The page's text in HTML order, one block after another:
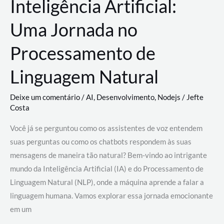
Inteligência Artificial:
Uma Jornada no
Processamento de
Linguagem Natural
Deixe um comentário/AI, Desenvolvimento, Nodejs / Jefte
Costa
Você já se perguntou como os assistentes de voz entendem
suas perguntas ou como os chatbots respondem às suas
mensagens de maneira tão natural? Bem-vindo ao intrigante
mundo da Inteligência Artificial (IA) e do Processamento de
Linguagem Natural (NLP), onde a máquina aprende a falar a
linguagem humana. Vamos explorar essa jornada emocionante
em um